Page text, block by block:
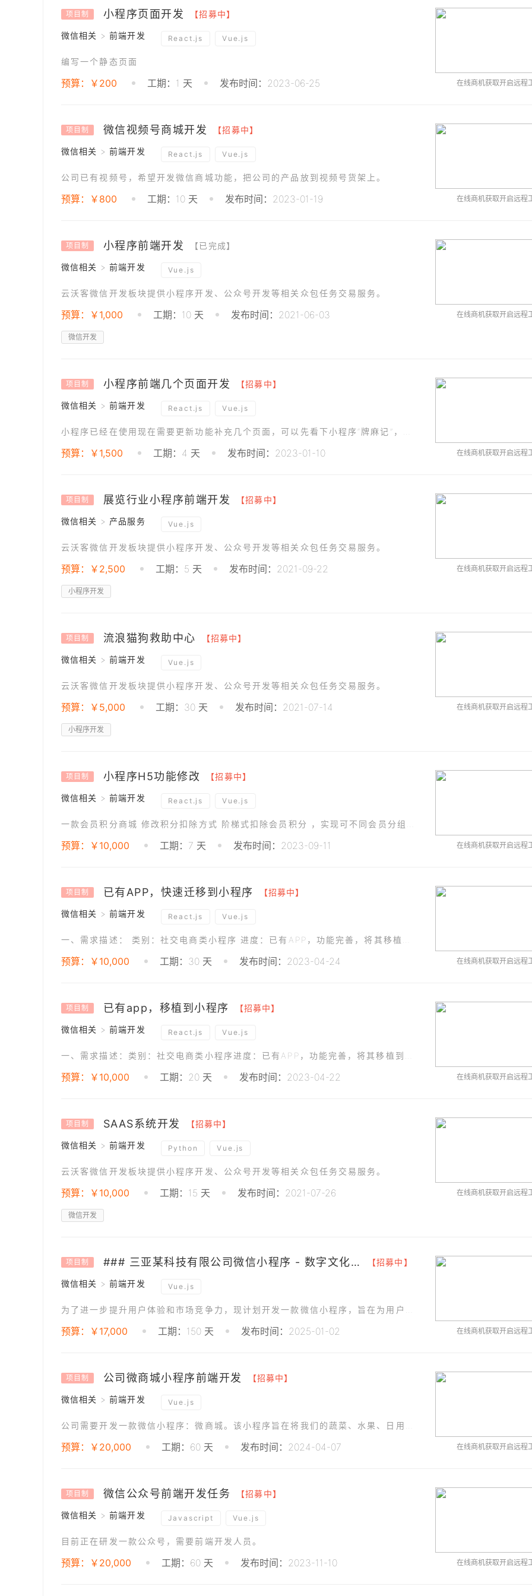
项目制 小程序页面开发 【招募中】
微信相关 > 前端开发 React.js Vue.js
编写一个静态页面
预算：￥200 工期：1 天 发布时间：2023-06-25 在线商机获取开启远程
项目制 微信视频号商城开发 【招募中】
微信相关 > 前端开发 React.js Vue.js
公司已有视频号，希望开发微信商城功能，把公司的产品放到视频号货架上。
预算：￥800 工期：10 天 发布时间：2023-01-19 在线商机获取开启远程
项目制 小程序前端开发 【已完成】
微信相关 > 前端开发 Vue.js
云沃客微信开发板块提供小程序开发、公众号开发等相关众包任务交易服务。
预算：￥1,000 工期：10 天 发布时间：2021-06-03
微信开发
在线商机获取开启远程
项目制 小程序前端几个页面开发 【招募中】
微信相关 > 前端开发 React.js Vue.js
预算：￥1,500 工期：4 天 发布时间：2023-01-10 在线商机获取开启远程
项目制 展览行业小程序前端开发 【招募中】
微信相关 > 产品服务 Vue.js
云沃客微信开发板块提供小程序开发、公众号开发等相关众包任务交易服务。
预算：￥2,500 工期：5 天 发布时间：2021-09-22
小程序开发
在线商机获取开启远程
项目制 流浪猫狗救助中心 【招募中】
微信相关 > 前端开发 Vue.js
云沃客微信开发板块提供小程序开发、公众号开发等相关众包任务交易服务。
预算：￥5,000 工期：30 天 发布时间：2021-07-14
小程序开发
在线商机获取开启远程
项目制 小程序H5功能修改 【招募中】
微信相关 > 前端开发 React.js Vue.js
预算：￥10,000 工期：7 天 发布时间：2023-09-11 在线商机获取开启远程
项目制 已有APP，快速迁移到小程序 【招募中】
微信相关 > 前端开发 React.js Vue.js
预算：￥10,000 工期：30 天 发布时间：2023-04-24 在线商机获取开启远程
项目制 已有app，移植到小程序 【招募中】
微信相关 > 前端开发 React.js Vue.js
预算：￥10,000 工期：20 天 发布时间：2023-04-22 在线商机获取开启远程
项目制 SAAS系统开发 【招募中】
微信相关 > 前端开发 Python Vue.js
云沃客微信开发板块提供小程序开发、公众号开发等相关众包任务交易服务。
预算：￥10,000 工期：15 天 发布时间：2021-07-26
微信开发
在线商机获取开启远程
项目制 ### 三亚某科技有限公司微信小程序 - 数字文化创意内容服务平台 【招募中】
微信相关 > 前端开发 Vue.js
预算：￥17,000 工期：150 天 发布时间：2025-01-02 在线商机获取开启远程
项目制 公司微商城小程序前端开发 【招募中】
微信相关 > 前端开发 Vue.js
预算：￥20,000 工期：60 天 发布时间：2024-04-07 在线商机获取开启远程
项目制 微信公众号前端开发任务 【招募中】
微信相关 > 前端开发 Javascript Vue.js
目前正在研发一款公众号，需要前端开发人员。
预算：￥20,000 工期：60 天 发布时间：2023-11-10 在线商机获取开启远程